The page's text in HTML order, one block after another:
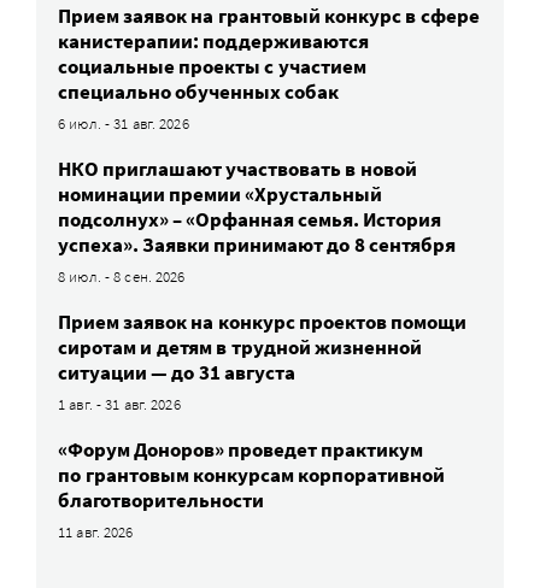
Прием заявок на грантовый конкурс в сфере
канистерапии: поддерживаются
социальные проекты с участием
специально обученных собак
6 июл. - 31 авг. 2026
НКО приглашают участвовать в новой
номинации премии «Хрустальный
подсолнух» – «Орфанная семья. История
успеха». Заявки принимают до 8 сентября
8 июл. - 8 сен. 2026
Прием заявок на конкурс проектов помощи
сиротам и детям в трудной жизненной
ситуации — до 31 августа
1 авг. - 31 авг. 2026
«Форум Доноров» проведет практикум
по грантовым конкурсам корпоративной
благотворительности
11 авг. 2026